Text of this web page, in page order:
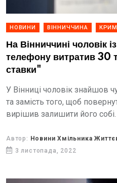
НОВИНИ ВІННИЧЧИНА
На Вінниччині чоловік
телефону витратив 30
ставки"
У Вінниці чоловік знайшов
та замість того, щоб
вирішив залишити його собі.
Автор: Новини Хмільника
3 листопада, 2022